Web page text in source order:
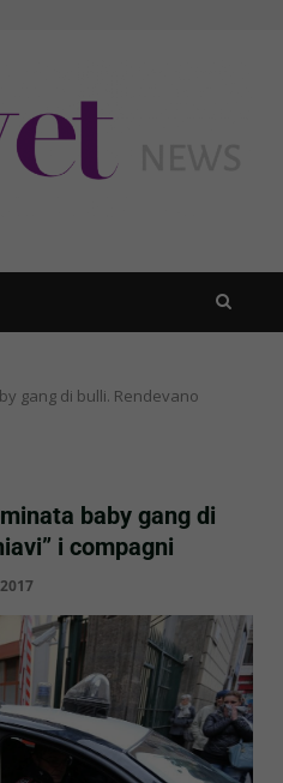
gang di bulli. Rendevano
baby gang di
i compagni